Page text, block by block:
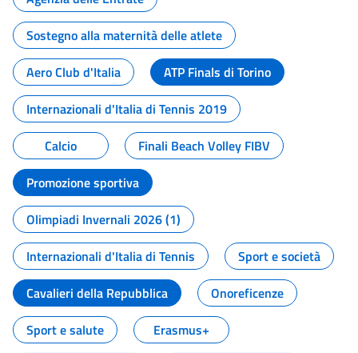
Sostegno alla maternità delle atlete
Aero Club d'Italia
ATP Finals di Torino
Internazionali d'Italia di Tennis 2019
Calcio
Finali Beach Volley FIBV
Promozione sportiva
Olimpiadi Invernali 2026 (1)
Internazionali d'Italia di Tennis
Sport e società
Cavalieri della Repubblica
Onoreficenze
Sport e salute
Erasmus+